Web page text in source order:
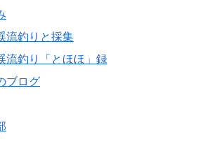
流釣りと採集
流釣り「とほほ」録
ブログ